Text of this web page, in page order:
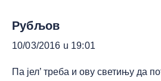
Рубљов
10/03/2016 u 19:01
Па јел’ треба и ову светињу да